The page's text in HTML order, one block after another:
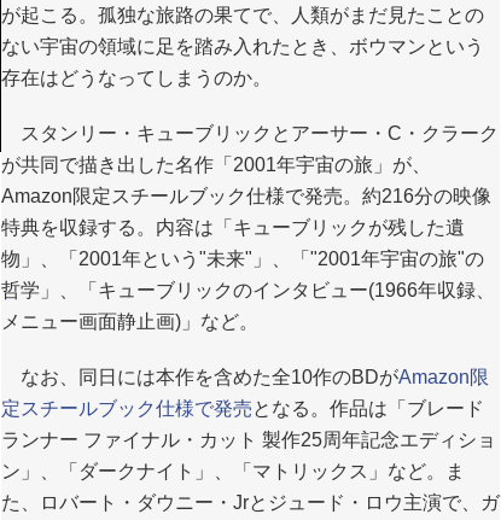
が起こる。孤独な旅路の果てで、人類がまだ見たことの
ない宇宙の領域に足を踏み入れたとき、ボウマンという
存在はどうなってしまうのか。
スタンリー・キューブリックとアーサー・C・クラーク
が共同で描き出した名作「2001年宇宙の旅」が、
Amazon限定スチールブック仕様で発売。約216分の映像
特典を収録する。内容は「キューブリックが残した遺
物」、「2001年という"未来"」、「"2001年宇宙の旅"の
哲学」、「キューブリックのインタビュー(1966年収録、
メニュー画面静止画)」など。
なお、同日には本作を含めた全10作のBDがAmazon限
定スチールブック仕様で発売となる。作品は「ブレード
ランナー ファイナル・カット 製作25周年記念エディショ
ン」、「ダークナイト」、「マトリックス」など。ま
た、ロバート・ダウニー・Jrとジュード・ロウ主演で、ガ